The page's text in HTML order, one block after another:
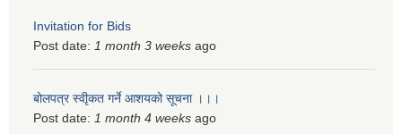
Invitation for Bids
Post date: 1 month 3 weeks ago
बोलपत्र स्वीृकत गर्ने आशयको सूचना ।।।
Post date: 1 month 4 weeks ago